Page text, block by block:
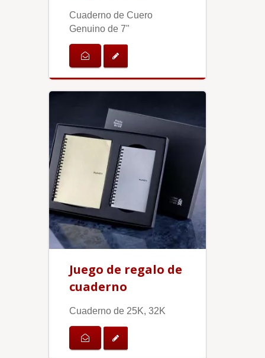
Cuaderno de Cuero
Genuino de 7"
Juego de regalo de
cuaderno
Cuaderno de 25K, 32K